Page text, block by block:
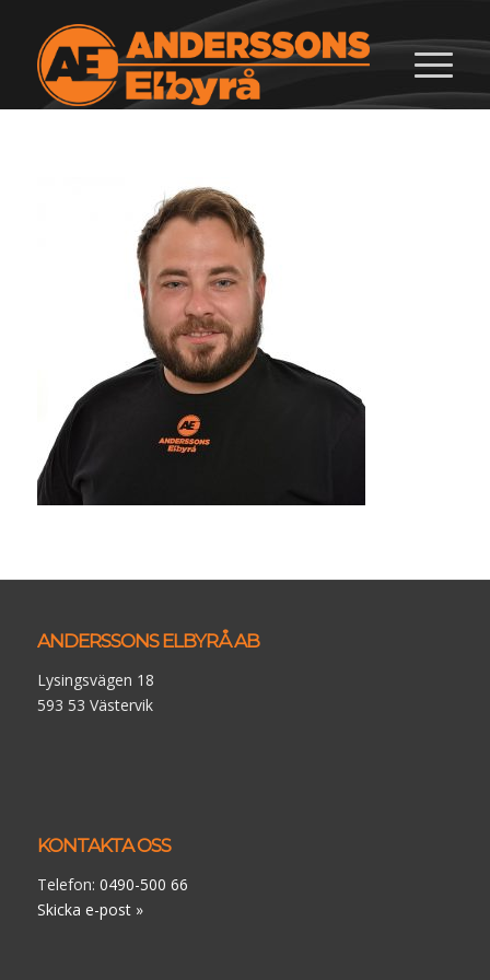
ANDERSSONS ELBYRÅ AB
Lysingsvägen 18
593 53 Västervik
KONTAKTA OSS
Telefon: 0490-500 66
Skicka e-post »